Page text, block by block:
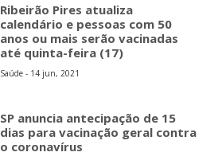
Ribeirão Pires atualiza
calendário e pessoas com 50
anos ou mais serão vacinadas
até quinta-feira (17)
Saúde - 14 jun, 2021
SP anuncia antecipação de 15
dias para vacinação geral contra
o coronavírus